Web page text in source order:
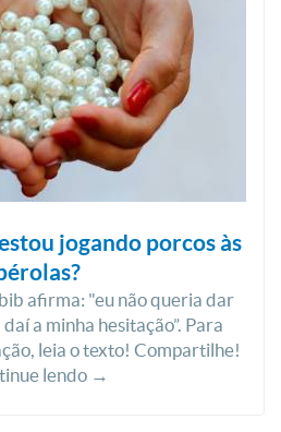
jogando porcos às
afirma: "eu não queria dar
a minha hesitação”. Para
leia o texto! Compartilhe!
lendo →